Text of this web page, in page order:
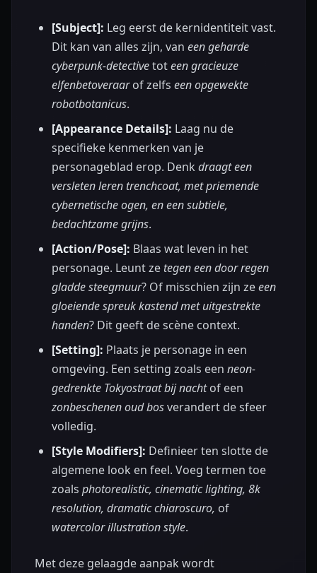
[Subject]: Leg eerst de kernidentiteit vast.
Dit kan van alles zijn, van een geharde
cyberpunk-detectivetoteen gracieuze
elfenbetoveraarof zelfs een opgewekte
robotbotanicus.
[Appearance Details]: Laag nu de
specifieke kenmerken van je
personageblad erop. Denk draagt een
versleten leren trenchcoat, met priemende
cybernetische ogen, en een subtiele,
bedachtzame grijns.
[Action/Pose]: Blaas wat leven in het
personage. Leunt ze tegen een door regen
gladde steegmuur? Of misschien zijn zeeen
gloeiende spreuk kastend met uitgestrekte
handen? Dit geeft de scène context.
[Setting]: Plaats je personage in een
omgeving. Een setting zoals een neon-
gedrenkte Tokyostraat bij nachtof een
zonbeschenen oud bosverandert de sfeer
volledig.
[Style Modifiers]: Definieer ten slotte de
algemene look en feel. Voeg termen toe
zoals photorealistic, cinematic lighting, 8k
resolution, dramatic chiaroscuro, of
watercolor illustration style.
Met deze gelaagde aanpak wordt